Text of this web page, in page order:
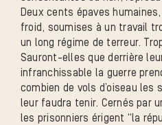
Deux cents épaves
froid, soumises à un travail
un long régime de terreur.
Sauront-elles que derrière
infranchissable la guerre
combien de vols d’oiseau les
leur faudra tenir. Cernés par
les prisonniers érigent “la